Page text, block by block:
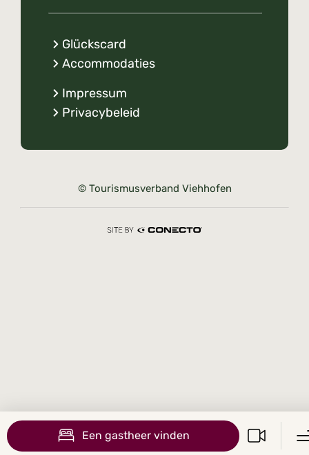
Een gastheer vinden
Glückscard
Accommodaties
Impressum
Privacybeleid
© Tourismusverband Viehhofen